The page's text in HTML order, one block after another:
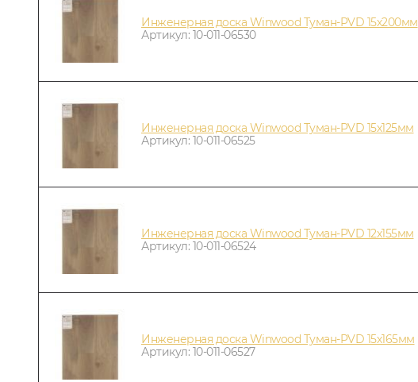
Инженерная доска Winwood Туман-PVD 15х200мм
Артикул: 10-011-06530
Инженерная доска Winwood Туман-PVD 15х125мм
Артикул: 10-011-06525
Инженерная доска Winwood Туман-PVD 12х155мм
Артикул: 10-011-06524
Инженерная доска Winwood Туман-PVD 15х165мм
Артикул: 10-011-06527